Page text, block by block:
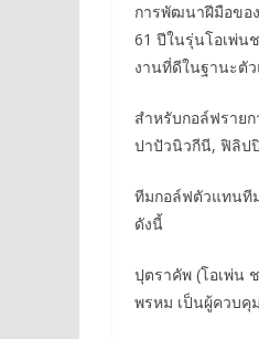
การพัฒนาฝีมือขอ
61 ปีในรุ่นโอเพ่น
งานที่ดีในฐานะตั
สำหรับกอล์ฟราย
ปาปัวนิวกีนี, ฟิลิป
ทีมกอล์ฟตัวแทนที
ดังนี้
ปุตราคัพ (โอเพ่น
พรหม เป็นผู้ควบคุ